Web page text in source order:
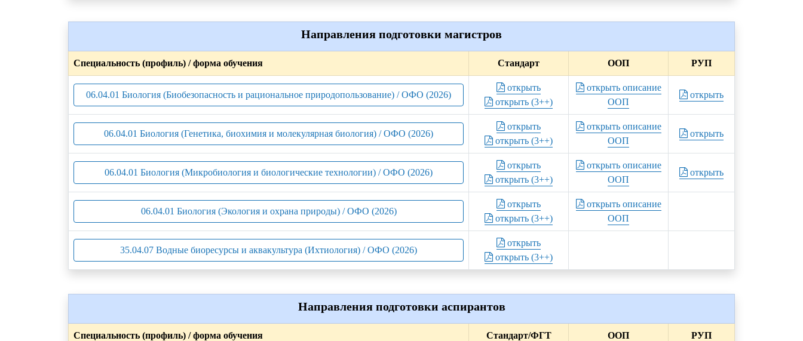
Направления подготовки магистров
Специальность (профиль) / форма обучения Стандарт ООП РУП
06.04.01 Биология (Биобезопасность и рациональное природопользование) / ОФО (2026)
открыть
открыть (3++)
открыть описание
ООП
открыть
06.04.01 Биология (Генетика, биохимия и молекулярная биология) / ОФО (2026)
открыть
открыть (3++)
открыть описание
ООП
открыть
06.04.01 Биология (Микробиология и биологические технологии) / ОФО (2026)
открыть
открыть (3++)
открыть описание
ООП
открыть
06.04.01 Биология (Экология и охрана природы) / ОФО (2026)
открыть
открыть (3++)
открыть описание
ООП
35.04.07 Водные биоресурсы и аквакультура (Ихтиология) / ОФО (2026)
открыть
открыть (3++)
Направления подготовки аспирантов
Специальность (профиль) / форма обучения Стандарт/ФГТ ООП РУП